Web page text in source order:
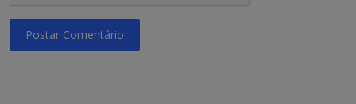
Postar Comentário